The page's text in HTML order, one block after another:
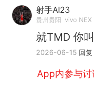
射手AI23
贵州贵阳 vivo NEX
就TMD 你
2026-06-15 回复
App内参与讨
热
因老
人生
新